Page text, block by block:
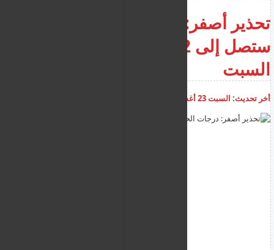
تحذير أصفر: درجات الحرارة
السبت
أخر تحديث: السبت 23 أغسطس 2025